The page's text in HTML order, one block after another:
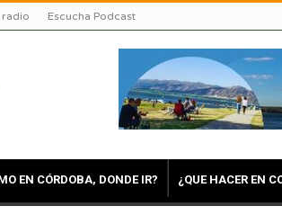
radio Escucha Podcast
EN CÓRDOBA, DONDE IR? ¿QUE HACER EN